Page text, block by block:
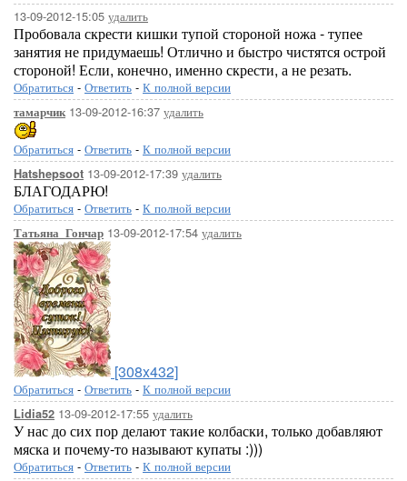
13-09-2012-15:05 удалить
Пробовала скрести кишки тупой стороной ножа - тупее
занятия не придумаешь! Отлично и быстро чистятся острой
стороной! Если, конечно, именно скрести, а не резать.
Обратиться - Ответить - К полной версии
тамарчик13-09-2012-16:37 удалить
Обратиться - Ответить - К полной версии
Hatshepsoot 13-09-2012-17:39 удалить
БЛАГОДАРЮ!
Обратиться - Ответить - К полной версии
Татьяна_Гончар 13-09-2012-17:54 удалить
[308x432]
Обратиться - Ответить - К полной версии
Lidia52 13-09-2012-17:55 удалить
У нас до сих пор делают такие колбаски, только добавляют
мяска и почему-то называют купаты :)))
Обратиться - Ответить - К полной версии